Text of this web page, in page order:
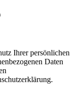
Ihrer persönlichen
Daten